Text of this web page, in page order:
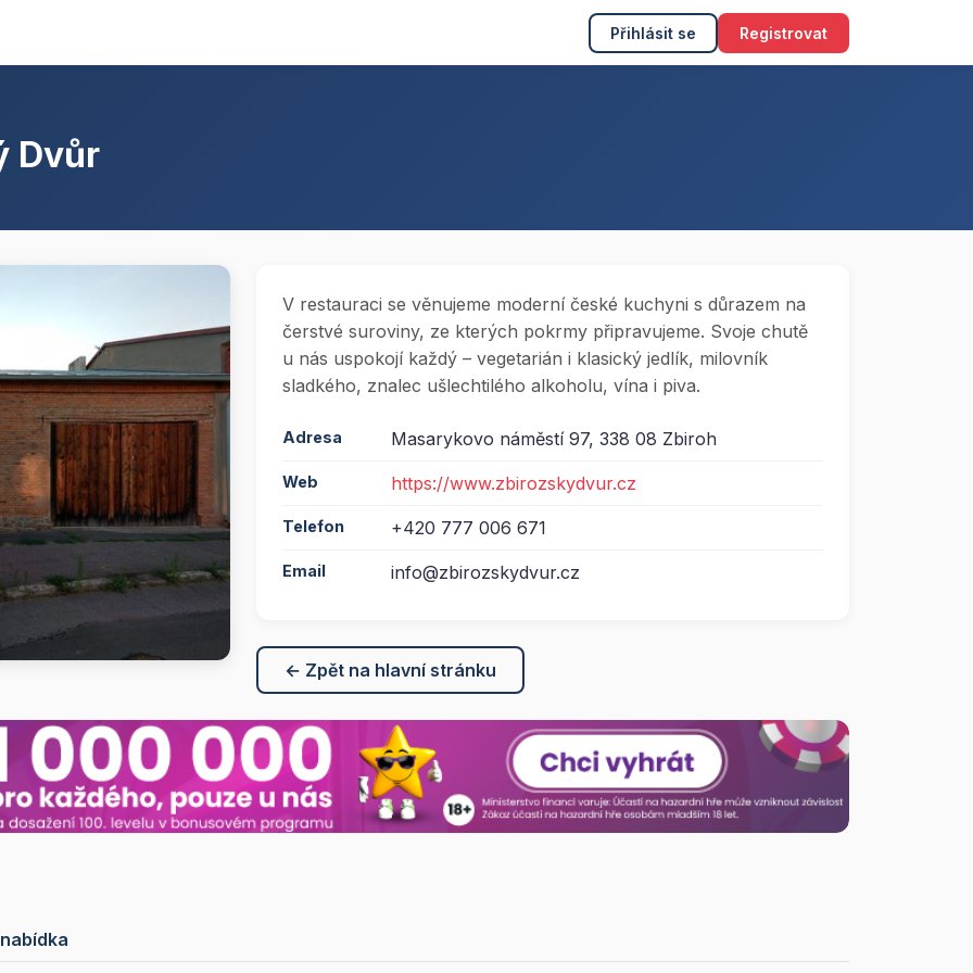
Přihlásit se Registrovat
Dvůr
V restauraci se věnujeme moderní české kuchyni s důrazem na
čerstvé suroviny, ze kterých pokrmy připravujeme. Svoje chutě
u nás uspokojí každý – vegetarián i klasický jedlík, milovník
sladkého, znalec ušlechtilého alkoholu, vína i piva.
Adresa Masarykovo náměstí 97, 338 08 Zbiroh
Web https://www.zbirozskydvur.cz
Telefon +420 777 006 671
Email info@zbirozskydvur.cz
← Zpět na hlavní stránku